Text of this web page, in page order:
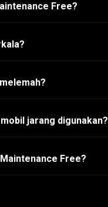
Free?
jarang digunakan?
Free?